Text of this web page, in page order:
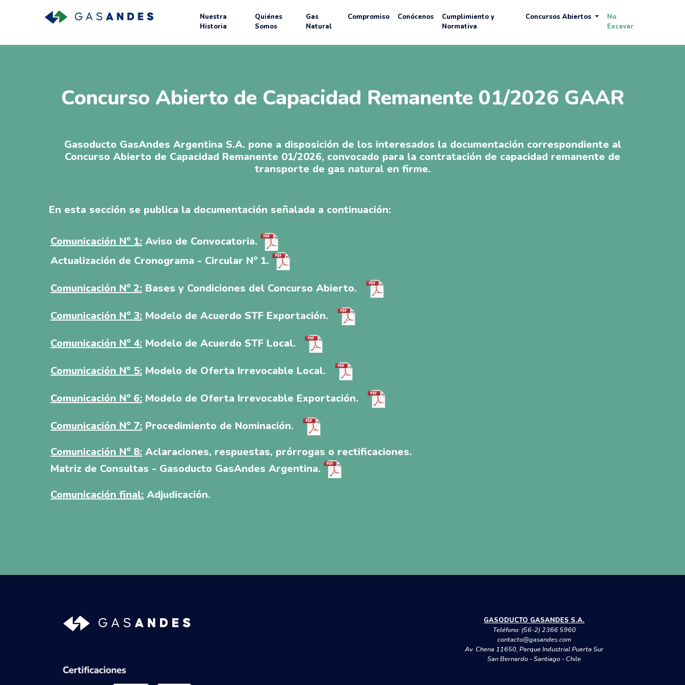
Nuestra
Historia
Quiénes
Somos
Gas
Natural
Compromiso Conócenos
Cumplimiento y
Normativa
Concursos Abiertos
No
Excavar
Concurso Abierto de Capacidad Remanente 01/2026 GAAR
Gasoducto GasAndes Argentina S.A. pone a disposición de los interesados la documentación correspondiente al
Concurso Abierto de Capacidad Remanente 01/2026, convocado para la contratación de capacidad remanente de
transporte de gas natural en firme.
En esta sección se publica la documentación señalada a continuación:
Comunicación N° 1: Aviso de Convocatoria.
Actualización de Cronograma - Circular N° 1.
Comunicación N° 2: Bases y Condiciones del Concurso Abierto.
Comunicación N° 3: Modelo de Acuerdo STF Exportación.
Comunicación N° 4: Modelo de Acuerdo STF Local.
Comunicación N° 5: Modelo de Oferta Irrevocable Local.
Comunicación N° 6: Modelo de Oferta Irrevocable Exportación.
Comunicación N° 7: Procedimiento de Nominación.
Comunicación N° 8: Aclaraciones, respuestas, prórrogas o rectificaciones.
Matriz de Consultas - Gasoducto GasAndes Argentina.
Comunicación final: Adjudicación.
GASODUCTO GASANDES S.A.
Teléfono: (56-2) 2366 5960
contacto@gasandes.com
Av. Chena 11650, Parque Industrial Puerta Sur
San Bernardo - Santiago - Chile